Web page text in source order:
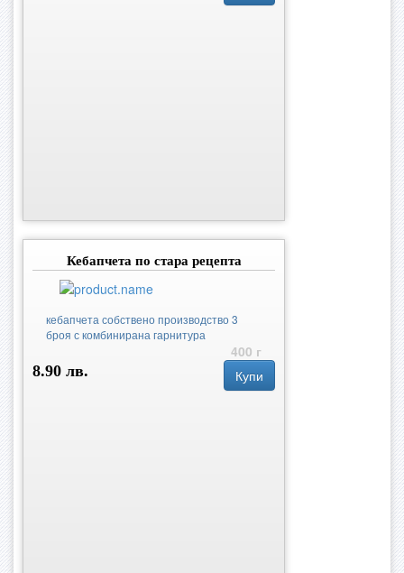
Кебапчета по стара рецепта
кебапчета собствено производство 3
броя с комбинирана гарнитура
400 г
8.90 лв.
Купи